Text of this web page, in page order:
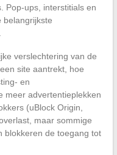
Pop-ups, interstitials en
belangrijkste
verslechtering van de
site aantrekt, hoe
en
meer advertentieplekken
(uBlock Origin,
maar sommige
blokkeren de toegang tot